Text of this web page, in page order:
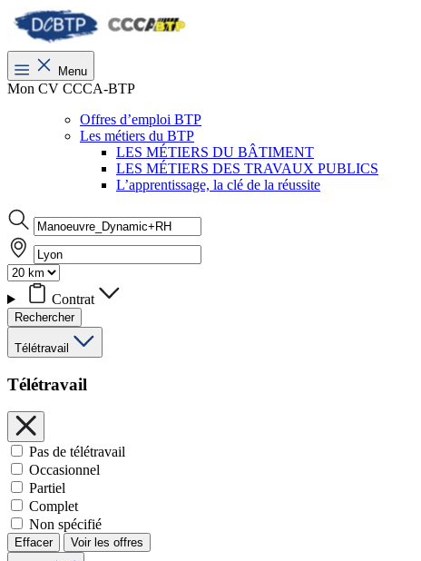
Menu
Mon CV CCCA-BTP
Offres d’emploi BTP
Les métiers du BTP
LES MÉTIERS DU BÂTIMENT
LES MÉTIERS DES TRAVAUX PUBLICS
L’apprentissage, la clé de la réussite
Contrat
Rechercher
Télétravail
Télétravail
Pas de télétravail
Occasionnel
Partiel
Complet
Non spécifié
Effacer Voir les offres